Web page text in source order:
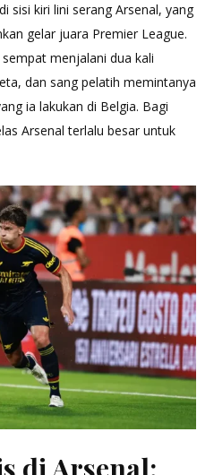
sisi kiri lini serang Arsenal, yang
gelar juara Premier League.
menjalani dua kali
dan sang pelatih memintanya
ia lakukan di Belgia. Bagi
Arsenal terlalu besar untuk